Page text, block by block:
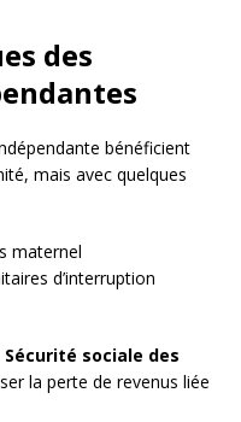
des
bénéficient
mais avec quelques
maternel
d’interruption
Sécurité sociale des
la perte de revenus liée